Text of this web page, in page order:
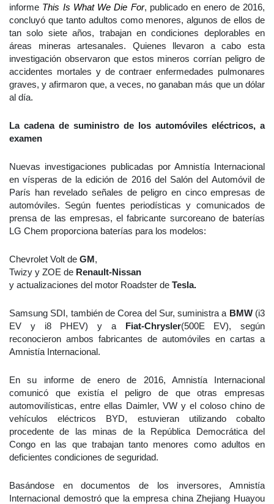
informe This Is What We Die For, publicado en enero de 2016,
concluyó que tanto adultos como menores, algunos de ellos de
tan solo siete años, trabajan en condiciones deplorables en
áreas mineras artesanales. Quienes llevaron a cabo esta
investigación observaron que estos mineros corrían peligro de
accidentes mortales y de contraer enfermedades pulmonares
graves, y afirmaron que, a veces, no ganaban más que un dólar
al día.
La cadena de suministro de los automóviles eléctricos, a
examen
Nuevas investigaciones publicadas por Amnistía Internacional
en vísperas de la edición de 2016 del Salón del Automóvil de
París han revelado señales de peligro en cinco empresas de
automóviles. Según fuentes periodísticas y comunicados de
prensa de las empresas, el fabricante surcoreano de baterías
LG Chem proporciona baterías para los modelos:
Chevrolet Volt de GM,
Twizy y ZOE de Renault-Nissan
y actualizaciones del motor Roadster de Tesla.
Samsung SDI, también de Corea del Sur, suministra a BMW (i3
EV y i8 PHEV) y a Fiat-Chrysler(500E EV), según
reconocieron ambos fabricantes de automóviles en cartas a
Amnistía Internacional.
En su informe de enero de 2016, Amnistía Internacional
comunicó que existía el peligro de que otras empresas
automovilísticas, entre ellas Daimler, VW y el coloso chino de
vehículos eléctricos BYD, estuvieran utilizando cobalto
procedente de las minas de la República Democrática del
Congo en las que trabajan tanto menores como adultos en
deficientes condiciones de seguridad.
Basándose en documentos de los inversores, Amnistía
Internacional demostró que la empresa china Zhejiang Huayou